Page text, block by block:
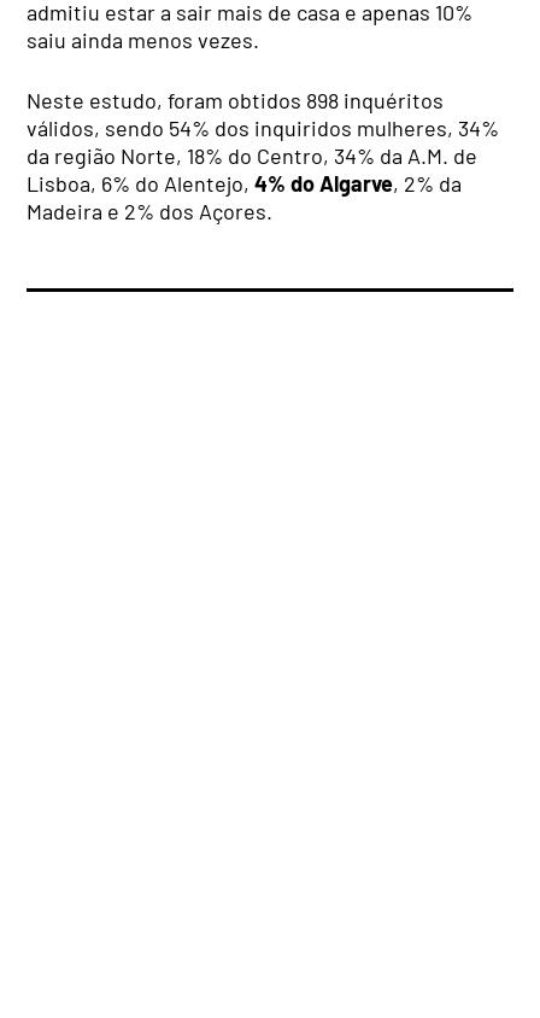
admitiu estar a sair mais de casa e apenas 10%
saiu ainda menos vezes.
Neste estudo, foram obtidos 898 inquéritos
válidos, sendo 54% dos inquiridos mulheres, 34%
da região Norte, 18% do Centro, 34% da A.M. de
Lisboa, 6% do Alentejo,4% do Algarve, 2% da
Madeira e 2% dos Açores.